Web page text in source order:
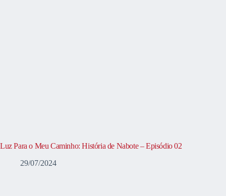
Luz Para o Meu Caminho: História de Nabote – Episódio 02
29/07/2024